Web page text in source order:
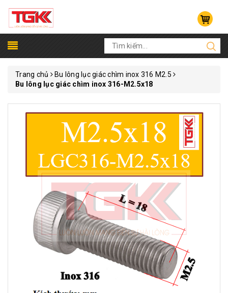
Trang chủ
Bu lông lục giác chìm inox 316 M2.5
Bu lông lục giác chìm inox 316-M2.5x18